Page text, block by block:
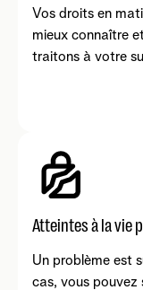
Vos droits en
mieux connaître
traitons à votre
Atteintes à la vie
Un problème est
cas, vous